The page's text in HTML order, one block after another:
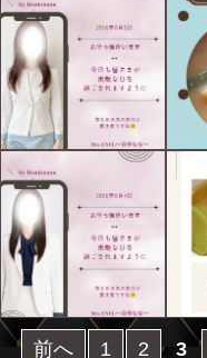
前へ 1 2 3